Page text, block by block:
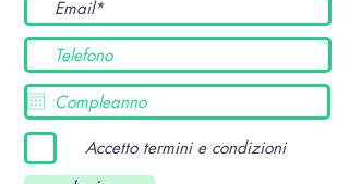
Accetto termini e condizioni